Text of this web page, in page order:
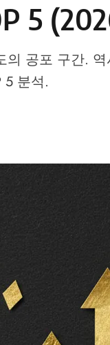
5
공포 구간.
5 분석.